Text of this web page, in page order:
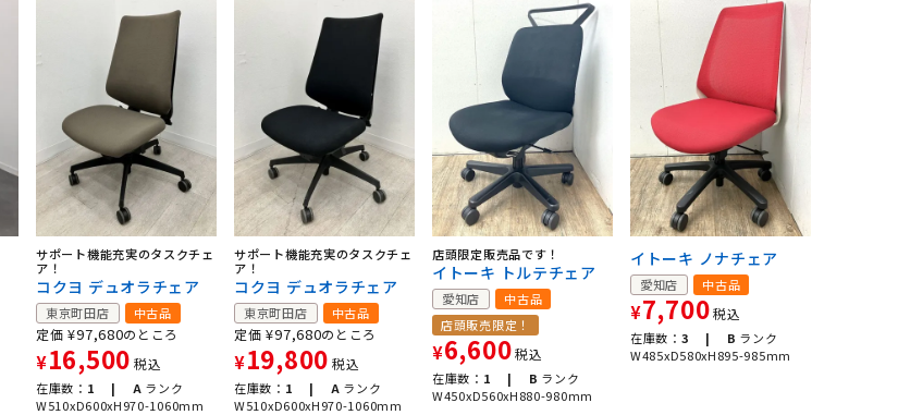
サポート機能充実のタスクチェ
ア！
コクヨ デュオラチェア
東京町田店 中古品
定価 ¥97,680のところ
¥16,500 税込
在庫数： 1 | A ランク
W510xD600xH970-1060mm
サポート機能充実のタスクチェ
ア！
コクヨ デュオラチェア
東京町田店 中古品
定価 ¥97,680のところ
¥19,800 税込
在庫数： 1 | A ランク
W510xD600xH970-1060mm
店頭限定販売品です！
イトーキ トルテチェア
愛知店
中古品
店頭販売限定！
¥6,600税込
在庫数： 1 | B ランク
W450xD560xH880-980mm
イトーキ ノナチェア
愛知店 中古品
¥7,700税込
在庫数： 3 | B ランク
W485xD580xH895-985mm